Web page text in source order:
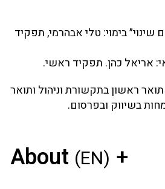
בימוי: טלי אבהרמי, תפקיד
אריאל כהן. תפקיד ראשי.
2 תארים, תואר ראשון בתקשורת וניהול ותואר
בשיווק ובפרסום.
About (EN)